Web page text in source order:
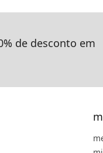
de desconto em